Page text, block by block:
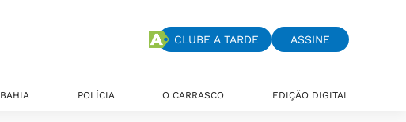
CLUBE A TARDE ASSINE
BAHIA POLÍCIA O CARRASCO EDIÇÃO DIGITAL